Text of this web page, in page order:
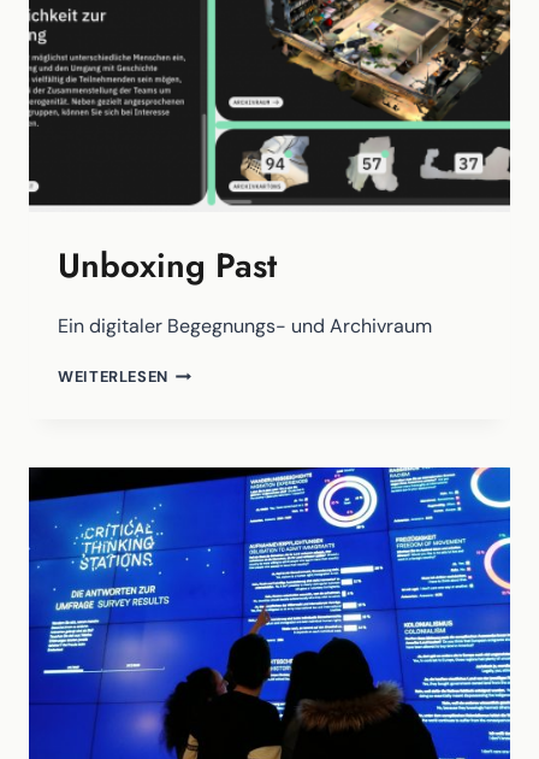
Unboxing Past
Ein digitaler Begegnungs- und Archivraum
WEITERLESEN UNBOXING